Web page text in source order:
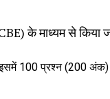
के माध्यम से किया
इसमें 100 प्रश्न (200